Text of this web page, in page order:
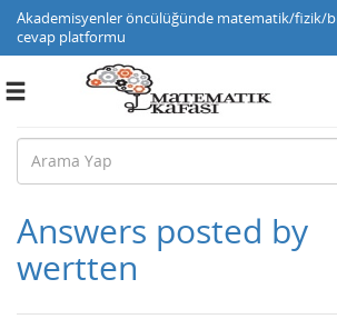
Akademisyenler öncülüğünde matematik/fizik/
cevap platformu
Toggle
Answers posted by
wertten